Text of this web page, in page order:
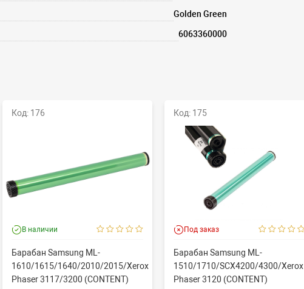
Golden Green
6063360000
Код: 176
В наличии
Барабан Samsung ML-
1610/1615/1640/2010/2015/Xerox
Phaser 3117/3200 (CONTENT)
Код: 175
Под заказ
Барабан Samsung ML-
1510/1710/SCX4200/4300/Xerox
Phaser 3120 (CONTENT)